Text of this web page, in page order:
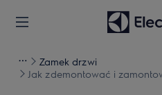
Zamek drzwi
Jak zdemontować i